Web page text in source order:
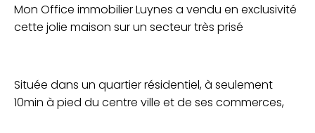
Mon Office immobilier Luynes a vendu en exclusivité
cette jolie maison sur un secteur très prisé
Située dans un quartier résidentiel, à seulement
10min à pied du centre ville et de ses commerces,